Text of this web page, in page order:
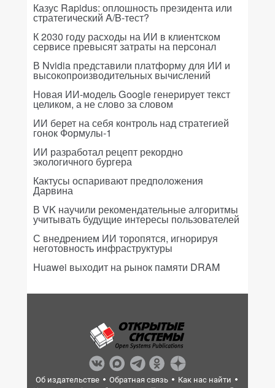
Казус Rapidus: оплошность президента или
стратегический A/B-тест?
К 2030 году расходы на ИИ в клиентском
сервисе превысят затраты на персонал
В Nvidia представили платформу для ИИ и
высокопроизводительных вычислений
Новая ИИ-модель Google генерирует текст
целиком, а не слово за словом
ИИ берет на себя контроль над стратегией
гонок Формулы-1
ИИ разработал рецепт рекордно
экологичного бургера
Кактусы оспаривают предположения
Дарвина
В VK научили рекомендательные алгоритмы
учитывать будущие интересы пользователей
С внедрением ИИ торопятся, игнорируя
неготовность инфраструктуры
Huawei выходит на рынок памяти DRAM
Об издательстве Обратная связь
Как нас найти